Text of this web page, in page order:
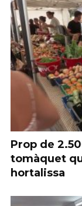
Prop de
tomàquet
hortalissa